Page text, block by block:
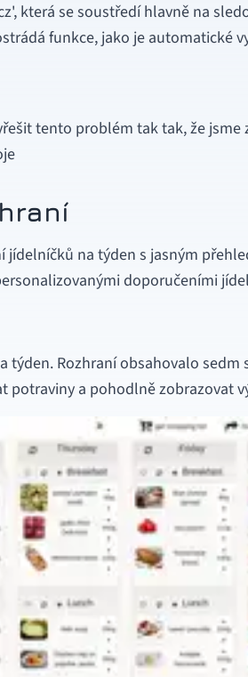
která se soustředí hlavně na
funkce, jako je automatické
tento problém tak tak, že
na týden s jasným
doporučeními
Rozhraní obsahovalo sedm
a pohodlně zobrazovat